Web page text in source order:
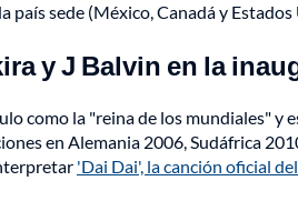
país sede (México, Canadá y
y J Balvin en la
como la "reina de los mundiales" y
en Alemania 2006, Sudáfrica
'Dai Dai', la canción oficial